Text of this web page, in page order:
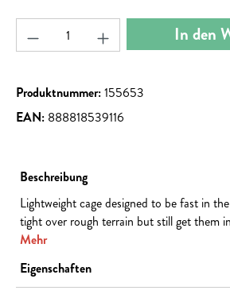
Produkt Anzahl: Gib denIn den
Produktnummer:155653
EAN: 888818539116
Beschreibung
Lightweight cage designed to be fast in
tight over rough terrain but still get them
Mehr
Eigenschaften